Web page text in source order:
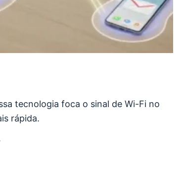
tecnologia foca o sinal de Wi-Fi no
rápida.